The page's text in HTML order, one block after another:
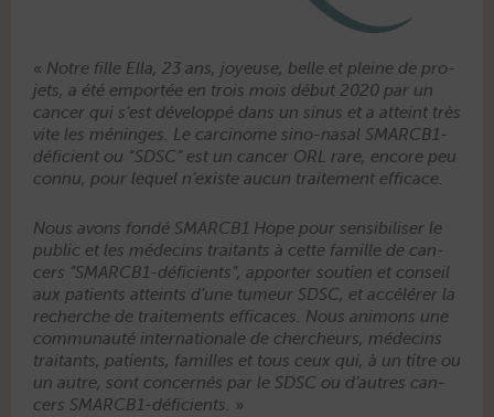
« Notre fille Ella, 23 ans, joyeuse, belle et pleine de pro­
jets, a été emportée en trois mois début 2020 par un
can­cer qui s’est dévelop­pé dans un sinus et a atteint très
vite les méninges. Le car­ci­nome sino-nasal SMAR­CB1-
défi­cient ou “SDSC” est un can­cer ORL rare, encore peu
con­nu, pour lequel n’existe aucun traite­ment efficace.
Nous avons fondé SMARCB1 Hope pour sen­si­bilis­er le
pub­lic et les médecins trai­tants à cette famille de can­
cers ”SMAR­CB1-défi­cients”, apporter sou­tien et con­seil
aux patients atteints d’une tumeur SDSC, et accélér­er la
recherche de traite­ments effi­caces. Nous ani­mons une
com­mu­nauté inter­na­tionale de chercheurs, médecins
trai­tants, patients, familles et tous ceux qui, à un titre ou
un autre, sont con­cernés par le SDSC ou d’autres can­
cers SMAR­CB1-défi­cients. »